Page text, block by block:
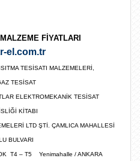
FİYATLARI
el.com.tr
TESİSATI MALZEMELERİ,
TESİSAT
ELEKTROMEKANİK TESİSAT
KİTABI
LTD ŞTİ. ÇAMLICA MAHALLESİ
BULVARI
T4 – T5 Yenimahalle / ANKARA